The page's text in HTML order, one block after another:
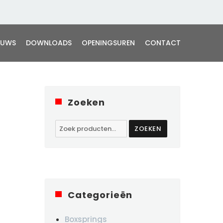
DOWNLOADS OPENINGSUREN CONTACT
Zoeken
Zoeken
naar:
ZOEKEN
Categorieën
Boxsprings